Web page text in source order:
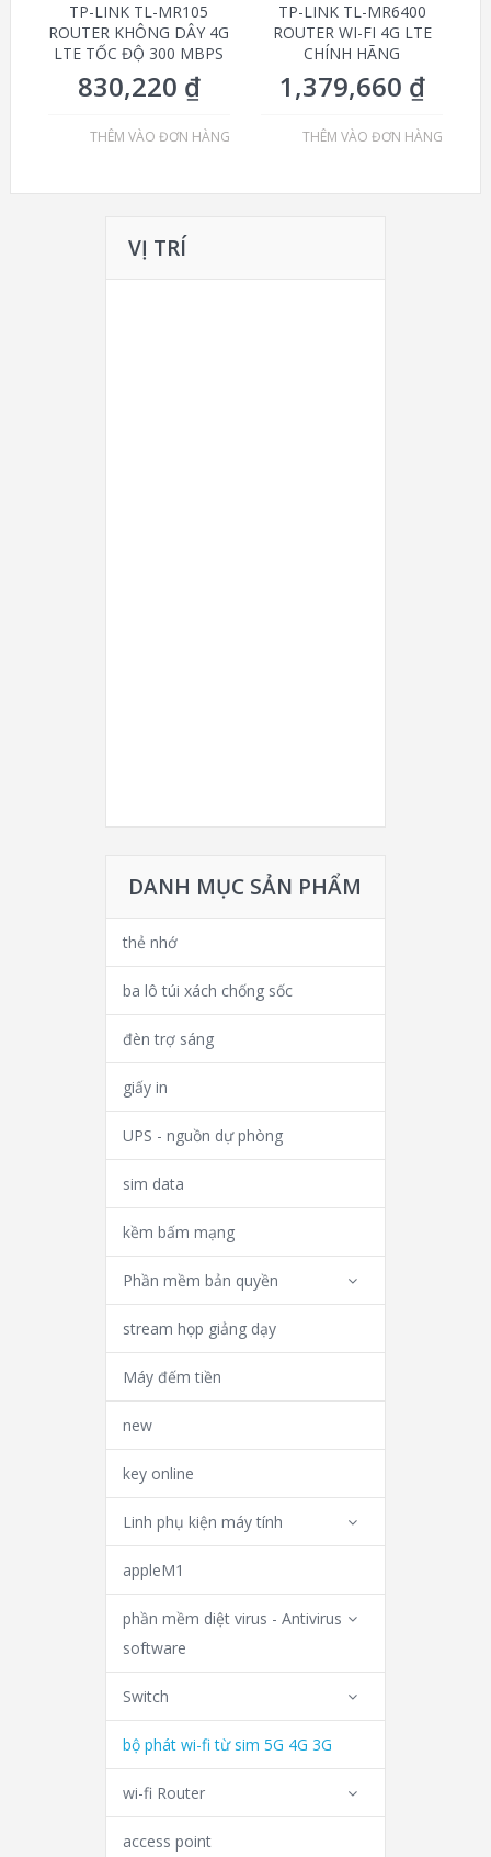
TP-LINK TL-MR105
ROUTER KHÔNG DÂY 4G
LTE TỐC ĐỘ 300 MBPS
830,220 ₫
THÊM VÀO ĐƠN HÀNG
TP-LINK TL-MR6400
ROUTER WI-FI 4G LTE
CHÍNH HÃNG
1,379,660 ₫
THÊM VÀO ĐƠN HÀNG
VỊ TRÍ
DANH MỤC SẢN PHẨM
thẻ nhớ
ba lô túi xách chống sốc
đèn trợ sáng
giấy in
UPS - nguồn dự phòng
sim data
kềm bấm mạng
Phần mềm bản quyền
stream họp giảng dạy
Máy đếm tiền
new
key online
Linh phụ kiện máy tính
appleM1
phần mềm diệt virus - Antivirus
software
Switch
bộ phát wi-fi từ sim 5G 4G 3G
wi-fi Router
access point